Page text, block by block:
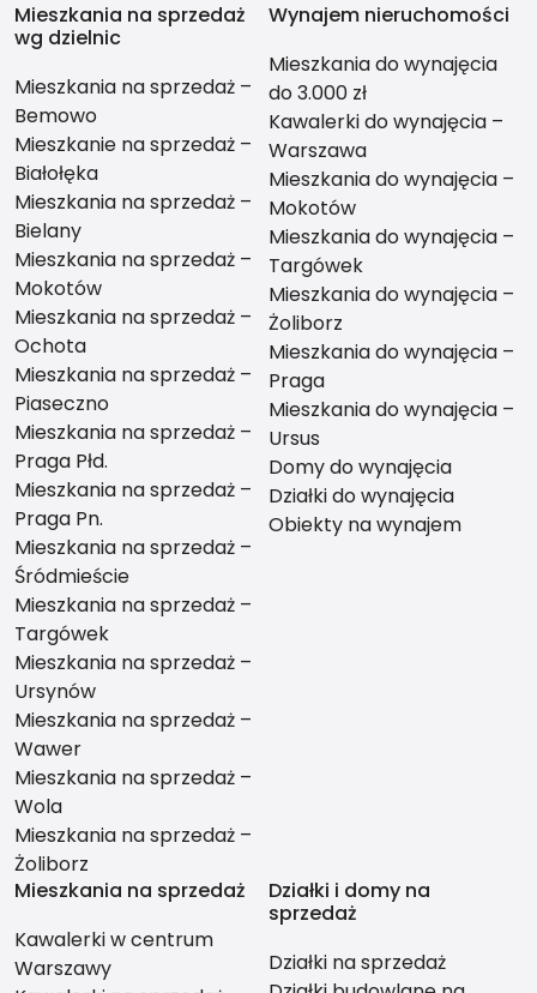
Mieszkania na sprzedaż
wg dzielnic
Mieszkania na sprzedaż –
Bemowo
Mieszkanie na sprzedaż –
Białołęka
Mieszkania na sprzedaż –
Bielany
Mieszkania na sprzedaż –
Mokotów
Mieszkania na sprzedaż –
Ochota
Mieszkania na sprzedaż –
Piaseczno
Mieszkania na sprzedaż –
Praga Płd.
Mieszkania na sprzedaż –
Praga Pn.
Mieszkania na sprzedaż –
Śródmieście
Mieszkania na sprzedaż –
Targówek
Mieszkania na sprzedaż –
Ursynów
Mieszkania na sprzedaż –
Wawer
Mieszkania na sprzedaż –
Wola
Mieszkania na sprzedaż –
Żoliborz
Wynajem nieruchomości
Mieszkania do wynajęcia
do 3.000 zł
Kawalerki do wynajęcia –
Warszawa
Mieszkania do wynajęcia –
Mokotów
Mieszkania do wynajęcia –
Targówek
Mieszkania do wynajęcia –
Żoliborz
Mieszkania do wynajęcia –
Praga
Mieszkania do wynajęcia –
Ursus
Domy do wynajęcia
Działki do wynajęcia
Obiekty na wynajem
Mieszkania na sprzedaż
Kawalerki w centrum
Warszawy
Działki i domy na
sprzedaż
Działki na sprzedaż